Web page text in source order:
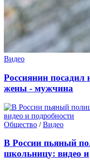
Видео
Россиянин посадил
жены - мужчина
Общество /Видео
В России пьяный
школьницу: видео и